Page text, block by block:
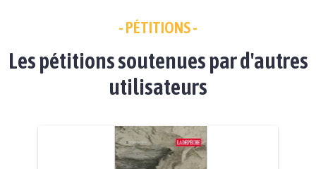
- PÉTITIONS -
Les pétitions soutenues par d'autres
utilisateurs